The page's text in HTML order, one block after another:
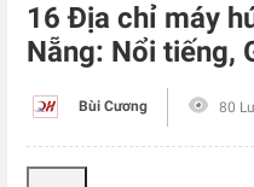
16 Địa chỉ máy
Nẵng: Nổi tiếng,
Bùi Cương 80